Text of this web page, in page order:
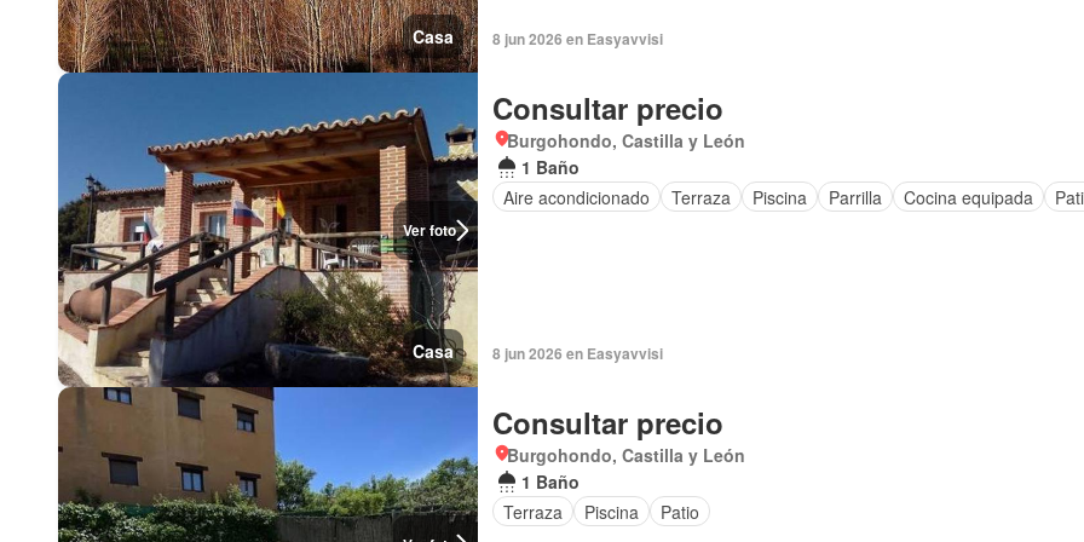
Casa 8 jun 2026 en Easyavvisi
Ver foto
Casa
Consultar precio
Burgohondo, Castilla y León
1 Baño
Aire acondicionado
Terraza Piscina Parrilla Cocina equipada
8 jun 2026 en Easyavvisi
Consultar precio
Burgohondo, Castilla y León
1 Baño
Terraza
Piscina Patio